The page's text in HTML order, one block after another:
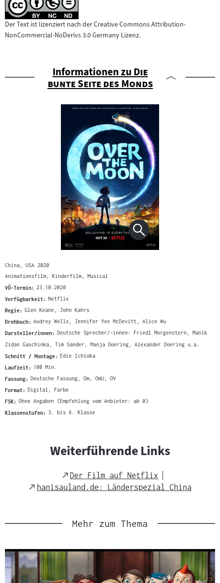
Der Text ist lizenziert nach der Creative Commons Attribution-
NonCommercial-NoDerivs 3.0 Germany Lizenz.
Informationen zu "
Die
bunte Seite des Monds"
China, USA 2020
Animationsfilm, Kinderfilm, Musical
VÖ-Termin: 23.10.2020
Verfügbarkeit: Netflix
Regie: Glen Keane, John Kahrs
Drehbuch: Audrey Wells, Jennifer Yee McDevitt, Alice Wu
Darsteller/innen: Deutsche Sprecher/-innen: Friedl Morgenstern, Manik
Zidan Gaschinka, Tim Sander, Manja Doering, Alexander Doering u.a.
Schnitt / Montage: Edie Ichioka
Laufzeit: 100 Min.
Fassung: Deutsche Fassung, Om, OmU, OV
Format: Digital, Farbe
FSK: Ohne Angaben (Empfehlung vom Anbieter: ab 0)
Klassenstufen: 3. bis 6. Klasse
Weiterführende Links
External
Link
Der Film auf Netflix
External
hanisauland.de: Länderspezial China
Mehr zum Thema